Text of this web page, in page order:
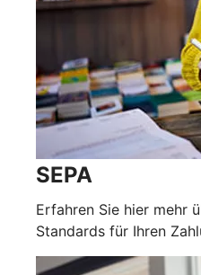
SEPA
Erfahren Sie hier mehr
Standards für Ihren